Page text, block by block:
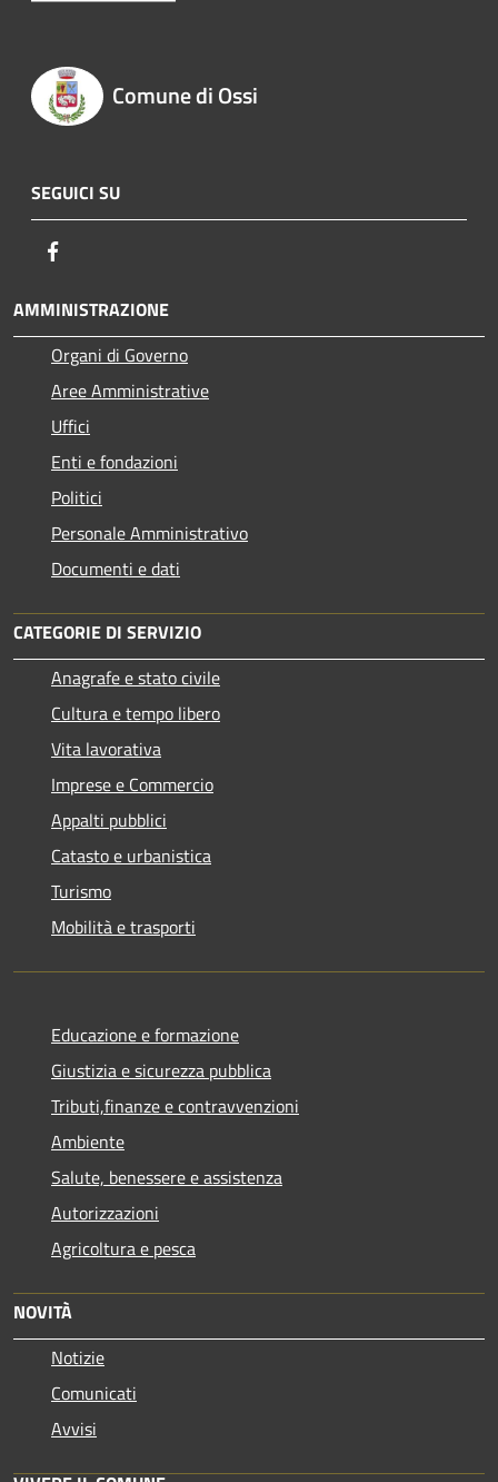
Comune di Ossi
SEGUICI SU
AMMINISTRAZIONE
Organi di Governo
Aree Amministrative
Uffici
Enti e fondazioni
Politici
Personale Amministrativo
Documenti e dati
CATEGORIE DI SERVIZIO
Anagrafe e stato civile
Cultura e tempo libero
Vita lavorativa
Imprese e Commercio
Appalti pubblici
Catasto e urbanistica
Turismo
Mobilità e trasporti
Educazione e formazione
Giustizia e sicurezza pubblica
Tributi,finanze e contravvenzioni
Ambiente
Salute, benessere e assistenza
Autorizzazioni
Agricoltura e pesca
NOVITÀ
Notizie
Comunicati
Avvisi